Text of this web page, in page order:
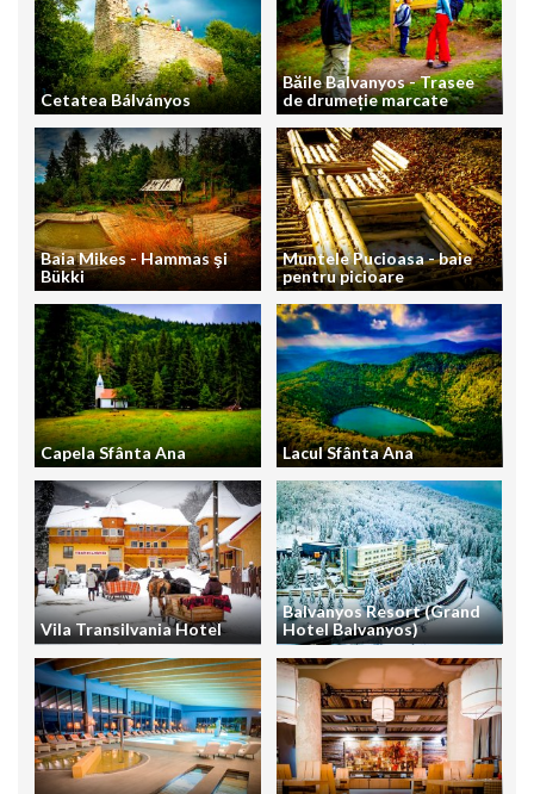
Cetatea Bálványos
Băile Balvanyos - Trasee
de drumeție marcate
Baia Mikes - Hammas şi
Bükki
Muntele Pucioasa - baie
pentru picioare
Capela Sfânta Ana Lacul Sfânta Ana
Vila Transilvania Hotel
Balvanyos Resort (Grand
Hotel Balvanyos)